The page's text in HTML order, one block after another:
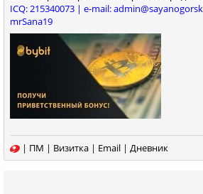
ICQ: 215340073 | e-mail:
mrSana19
| ПМ | Визитка | Email | Дневник